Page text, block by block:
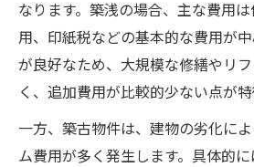
なります。築浅の場合、主な費用
用、印紙税などの基本的な費用が
が良好なため、大規模な修繕やリ
く、追加費用が比較的少ない点が特
一方、築古物件は、建物の劣化に
ム費用が多く発生します。具体的